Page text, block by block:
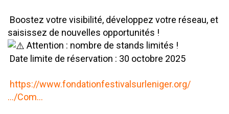
Boostez votre visibilité, développez votre réseau, et
saisissez de nouvelles opportunités !
Attention : nombre de stands limités !
Date limite de réservation : 30 octobre 2025
https://www.fondationfestivalsurleniger.org/
…/Com…